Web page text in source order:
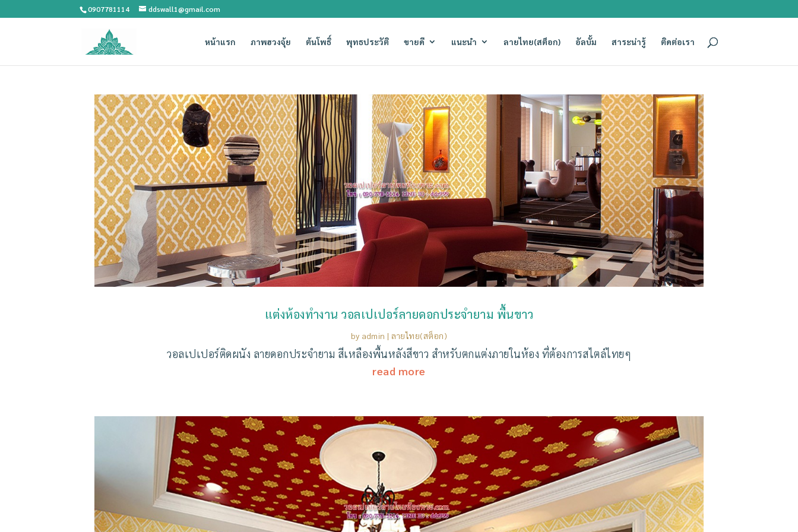
0907781114 ddswall1@gmail.com
หน้าแรก ภาพฮวงจุ้ย ต้นโพธิ์ พุทธประวัติ ขายดี แนะนำ ลายไทย(สต็อก) อัลบั้ม สาระน่ารู้ ติดต่อเรา
แต่งห้องทำงาน วอลเปเปอร์ลายดอกประจำยาม พื้นขาว
by admin |ลายไทย(สต็อก)
วอลเปเปอร์ติดผนัง ลายดอกประจำยาม สีเหลืองพื้นหลังสีขาว สำหรับตกแต่งภายในห้อง ที่ต้องการสไตล์ไทยๆ
read more